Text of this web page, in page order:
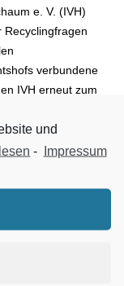
e. V. (IVH)
Recyclingfragen
verbundene
IVH erneut zum
gemeinsam mit
der
wesentlicher
und
- Impressum